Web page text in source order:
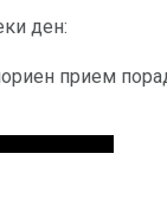
ден:
прием